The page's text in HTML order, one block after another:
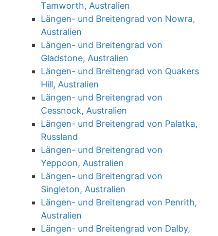
Tamworth, Australien
Längen- und Breitengrad von Nowra,
Australien
Längen- und Breitengrad von
Gladstone, Australien
Längen- und Breitengrad von Quakers
Hill, Australien
Längen- und Breitengrad von
Cessnock, Australien
Längen- und Breitengrad von Palatka,
Russland
Längen- und Breitengrad von
Yeppoon, Australien
Längen- und Breitengrad von
Singleton, Australien
Längen- und Breitengrad von Penrith,
Australien
Längen- und Breitengrad von Dalby,